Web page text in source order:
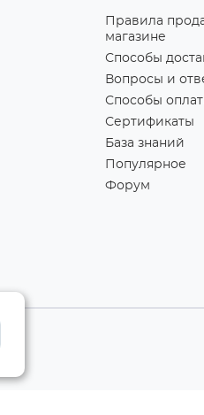
Правила
магазине
Способы
Вопросы и
Способы
Сертификаты
База знаний
Популярное
Форум